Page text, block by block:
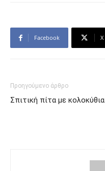
Facebook X
Προηγούμενο άρθρο
Σπιτική πίτα με κολοκύθια